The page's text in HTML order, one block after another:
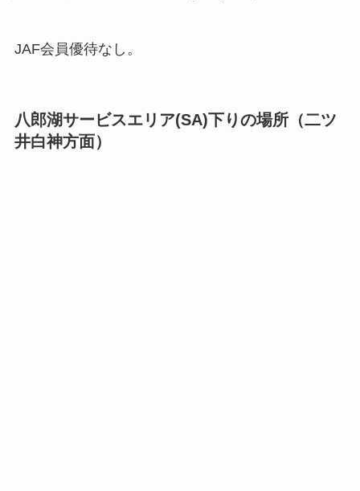
JAF会員優待なし。
八郎湖サービスエリア(SA)下りの場所（二ツ
井白神方面）